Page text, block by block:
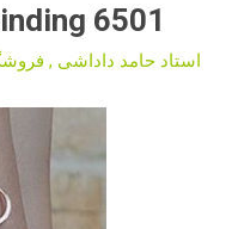
6501
استاد حامد داداشی ,